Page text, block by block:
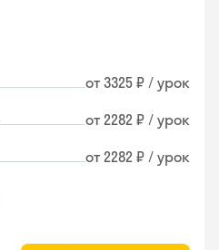
от 3325 ₽ / урок
от 2282 ₽ / урок
от 2282 ₽ / урок